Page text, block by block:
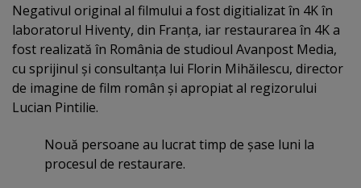
Negativul original al filmului a fost digitializat în 4K în
laboratorul Hiventy, din Franţa, iar restaurarea în 4K a
fost realizată în România de studioul Avanpost Media,
cu sprijinul şi consultanţa lui Florin Mihăilescu, director
de imagine de film român şi apropiat al regizorului
Lucian Pintilie.
Nouă persoane au lucrat timp de şase luni la
procesul de restaurare.